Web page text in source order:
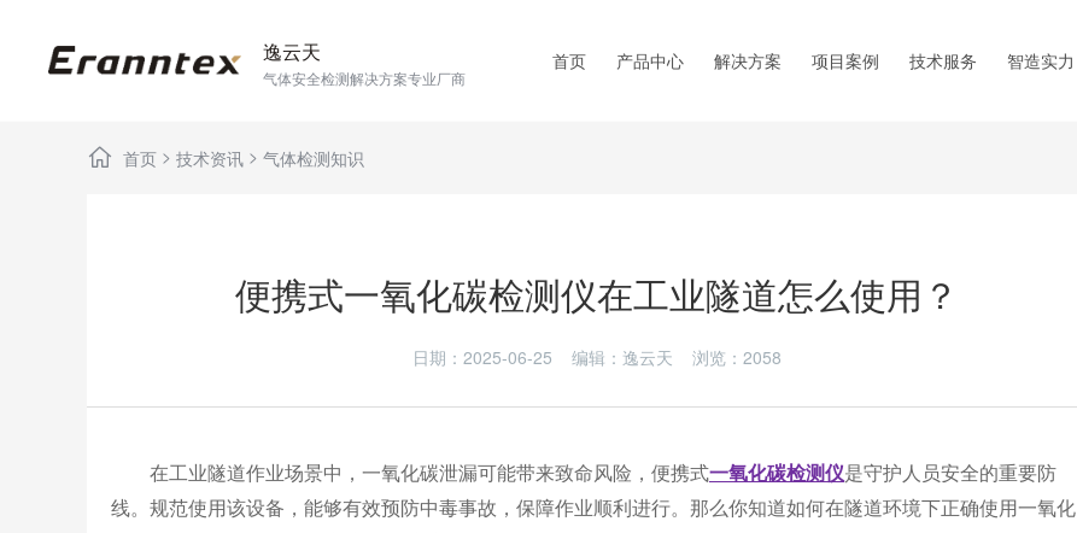
逸云天
气体安全检测解决方案专业厂商
首页 产品中心 解决方案 项目案例 技术服务 智造实力
首页 > 技术资讯 > 气体检测知识
便携式一氧化碳检测仪在工业隧道怎么使用？
日期：2025-06-25 编辑：逸云天 浏览： 2058
在工业隧道作业场景中，一氧化碳泄漏可能带来致命风险，便携式一氧化碳检测仪是守护人员安全的重要防
线。规范使用该设备，能够有效预防中毒事故，保障作业顺利进行。那么你知道如何在隧道环境下正确使用一氧化